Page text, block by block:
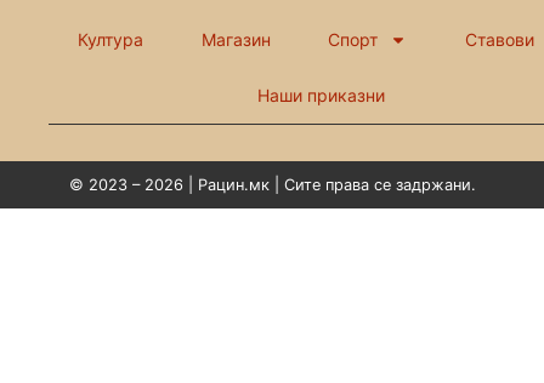
Култура Магазин Спорт Ставови
Наши приказни
© 2023 – 2026 | Рацин.мк | Сите права се задржани.